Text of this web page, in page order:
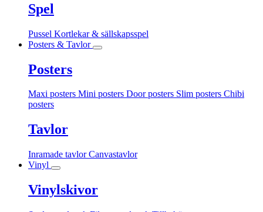
Spel
Pussel Kortlekar & sällskapsspel
Posters & Tavlor
Posters
Maxi posters Mini posters Door posters Slim posters Chibi
posters
Tavlor
Inramade tavlorCanvastavlor
Vinyl
Vinylskivor